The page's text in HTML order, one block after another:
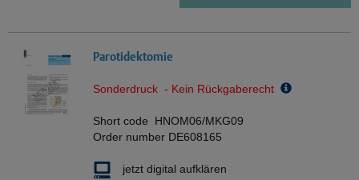
Parotidektomie
Sonderdruck - Kein Rückgaberecht
Short code HNOM06/MKG09
Order number DE608165
jetzt digital aufklären